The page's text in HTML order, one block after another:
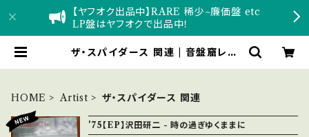
【ヤフオク出品中】RARE 稀少~廉価盤 etc
LP盤はヤフオクで出品中！
ザ・スパイダース 関連 | 音盤窟レコ
HOME Artist ザ・スパイダース 関連
'75【EP】沢田研二 - 時の過ぎゆくままに